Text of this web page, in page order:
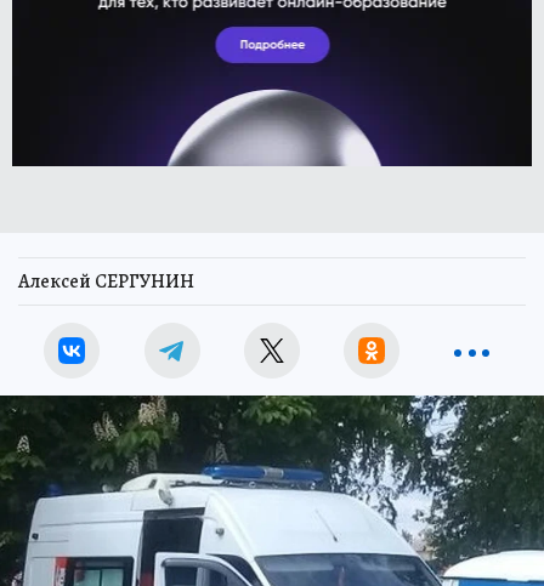
Алексей СЕРГУНИН